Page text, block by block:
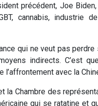
précédent, Joe
cannabis, industrie
qui ne veut pas
indirects. C’est
avec la
la Chambre des
qui se ratatine et